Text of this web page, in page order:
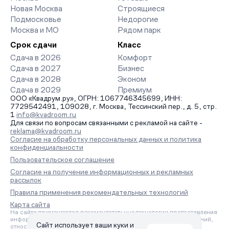
Новая Москва
Подмосковье
Москва и МО
Строящиеся
Недорогие
Рядом парк
Срок сдачи
Сдача в 2026
Сдача в 2027
Сдача в 2028
Сдача в 2029
Класс
Комфорт
Бизнес
Эконом
Премиум
ООО «Квадрум.ру», ОГРН: 1067746345699, ИНН:
7729542491, 109028, г. Москва, Тессинский пер., д. 5, стр.
1 info@kvadroom.ru
Для связи по вопросам связанными с рекламой на сайте -
reklama@kvadroom.ru
Согласие на обработку персональных данных и политика
конфиденциальности
Пользовательское соглашение
Согласие на получение информационных и рекламных
рассылок
Правила применения рекомендательных технологий
Карта сайта
На сайте применяются рекомендательные технологии предоставления
информации на основе сбора, систематизации и анализа сведений,
относящихся к предпочтениям пользователей сети «Интернет»,
Сайт использует ваши куки и